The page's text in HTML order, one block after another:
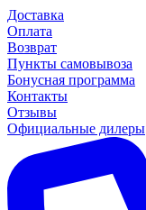
Доставка
Оплата
Возврат
Пункты самовывоза
Бонусная программа
Контакты
Отзывы
Официальные дилеры